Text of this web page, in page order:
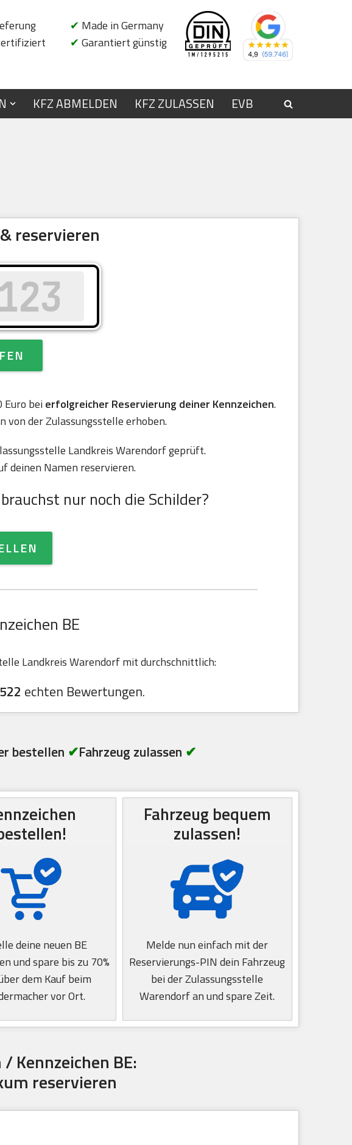
✔ Made in Germany
✔ Garantiert günstig
KFZ ABMELDEN KFZ ZULASSEN EVB
reservieren
Euro beierfolgreicher Reservierung deiner Kennzeichen.
von der Zulassungsstelle erhoben.
Landkreis Warendorf geprüft.
deinen Namen reservieren.
nur noch die Schilder?
BE
Landkreis Warendorf mit durchschnittlich:
522 echten Bewertungen.
bestellen ✔Fahrzeug zulassen ✔
deine neuen BE
und spare bis zu 70%
dem Kauf beim
vor Ort.
Fahrzeug bequem
zulassen!
Melde nun einfach mit der
Reservierungs-PIN dein Fahrzeug
bei der Zulassungsstelle
Warendorf an und spare Zeit.
Kennzeichen BE:
reservieren